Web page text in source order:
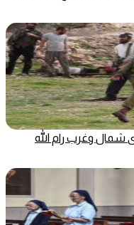
وغرب رام الله